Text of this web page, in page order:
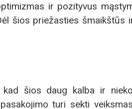
ir pozityvus
šios priežasties šmaikštūs
šios daug kalba ir
turi sekti